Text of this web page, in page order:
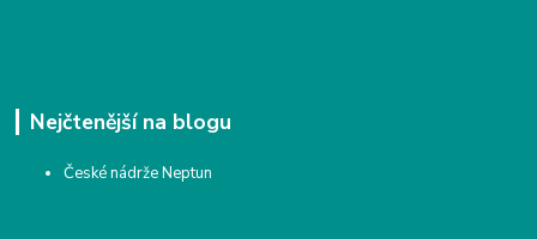
Nejčtenější na blogu
České nádrže Neptun